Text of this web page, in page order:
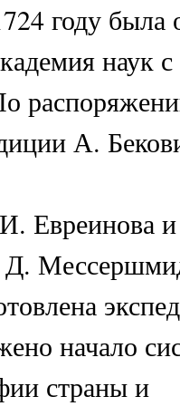
году была
наук
А.
Евреинова
начало
страны и